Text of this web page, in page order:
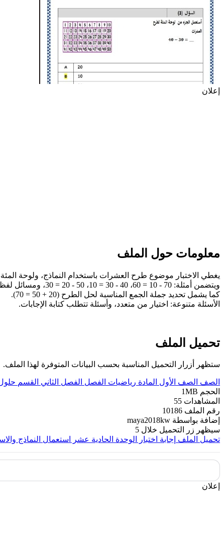
إعلان
معلومات حول الملف
يغطي الاختبار موضوع طرح العشرات باستخدام النماذج، ولوحة
ويتضمن أمثلة: 70 - 10 = 60، 40 - 30 = 10، 50 - 20 = 30، ومسائل لفظية (بيع 10 دببة من 20، بيع 10 كعكات من 50).
كما يشمل تحديد جملة الجمع المناسبة لحل الطرح (20 + 50 = 70).
الأسئلة متنوعة: اختيار من متعدد، وأسئلة تتطلب كتابة الإجابات.
تحميل الملف
ستظهر أزرار التحميل المناسبة بحسب البيانات المتوفرة لهذا الملف.
الصف الصف الأول المادة رياضيات الفصل الفصل الثاني القسم
الحجم 1MB
المشاهدات 55
رقم الملف 10186
إضافة بواسطة maya2018kw
سيظهر زر التحميل خلال 5
تحميل الملف إجابة اختبار الوحدة الحادية عشر استعمال النماذج
إعلان